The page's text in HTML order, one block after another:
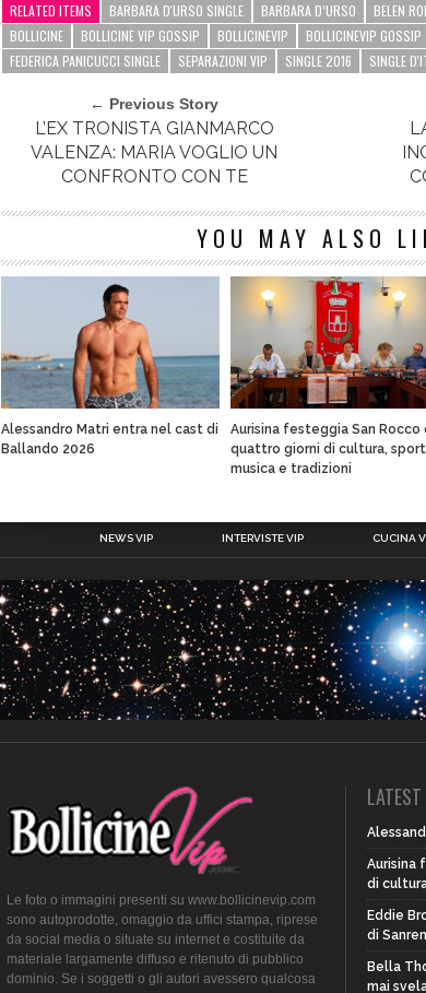
RELATED ITEMS BARBARA D'URSO SINGLE BARBARA D’URSO BELEN
BOLLICINE
BOLLICINE VIP GOSSIP BOLLICINEVIP BOLLICINEVIP GOSSIP
FEDERICA PANICUCCI SINGLE
SEPARAZIONI VIP SINGLE 2016 SINGLE
← Previous Story
L’EX TRONISTA GIANMARCO
VALENZA: MARIA VOGLIO UN
CONFRONTO CON TE
YOU MAY ALSO
Alessandro Matri entra nel cast di
Ballando 2026
Aurisina festeggia San Rocco
quattro giorni di cultura,
musica e tradizioni
NEWS VIP INTERVISTE VIP CUCINA
Le foto o immagini presenti su www.bollicinevip.com
sono autoprodotte, omaggio da uffici stampa, riprese
da social media o situate su internet e costituite da
materiale largamente diffuso e ritenuto di pubblico
dominio. Se i soggetti o gli autori avessero qualcosa
Aurisina
di
Eddie
di
Bella
mai